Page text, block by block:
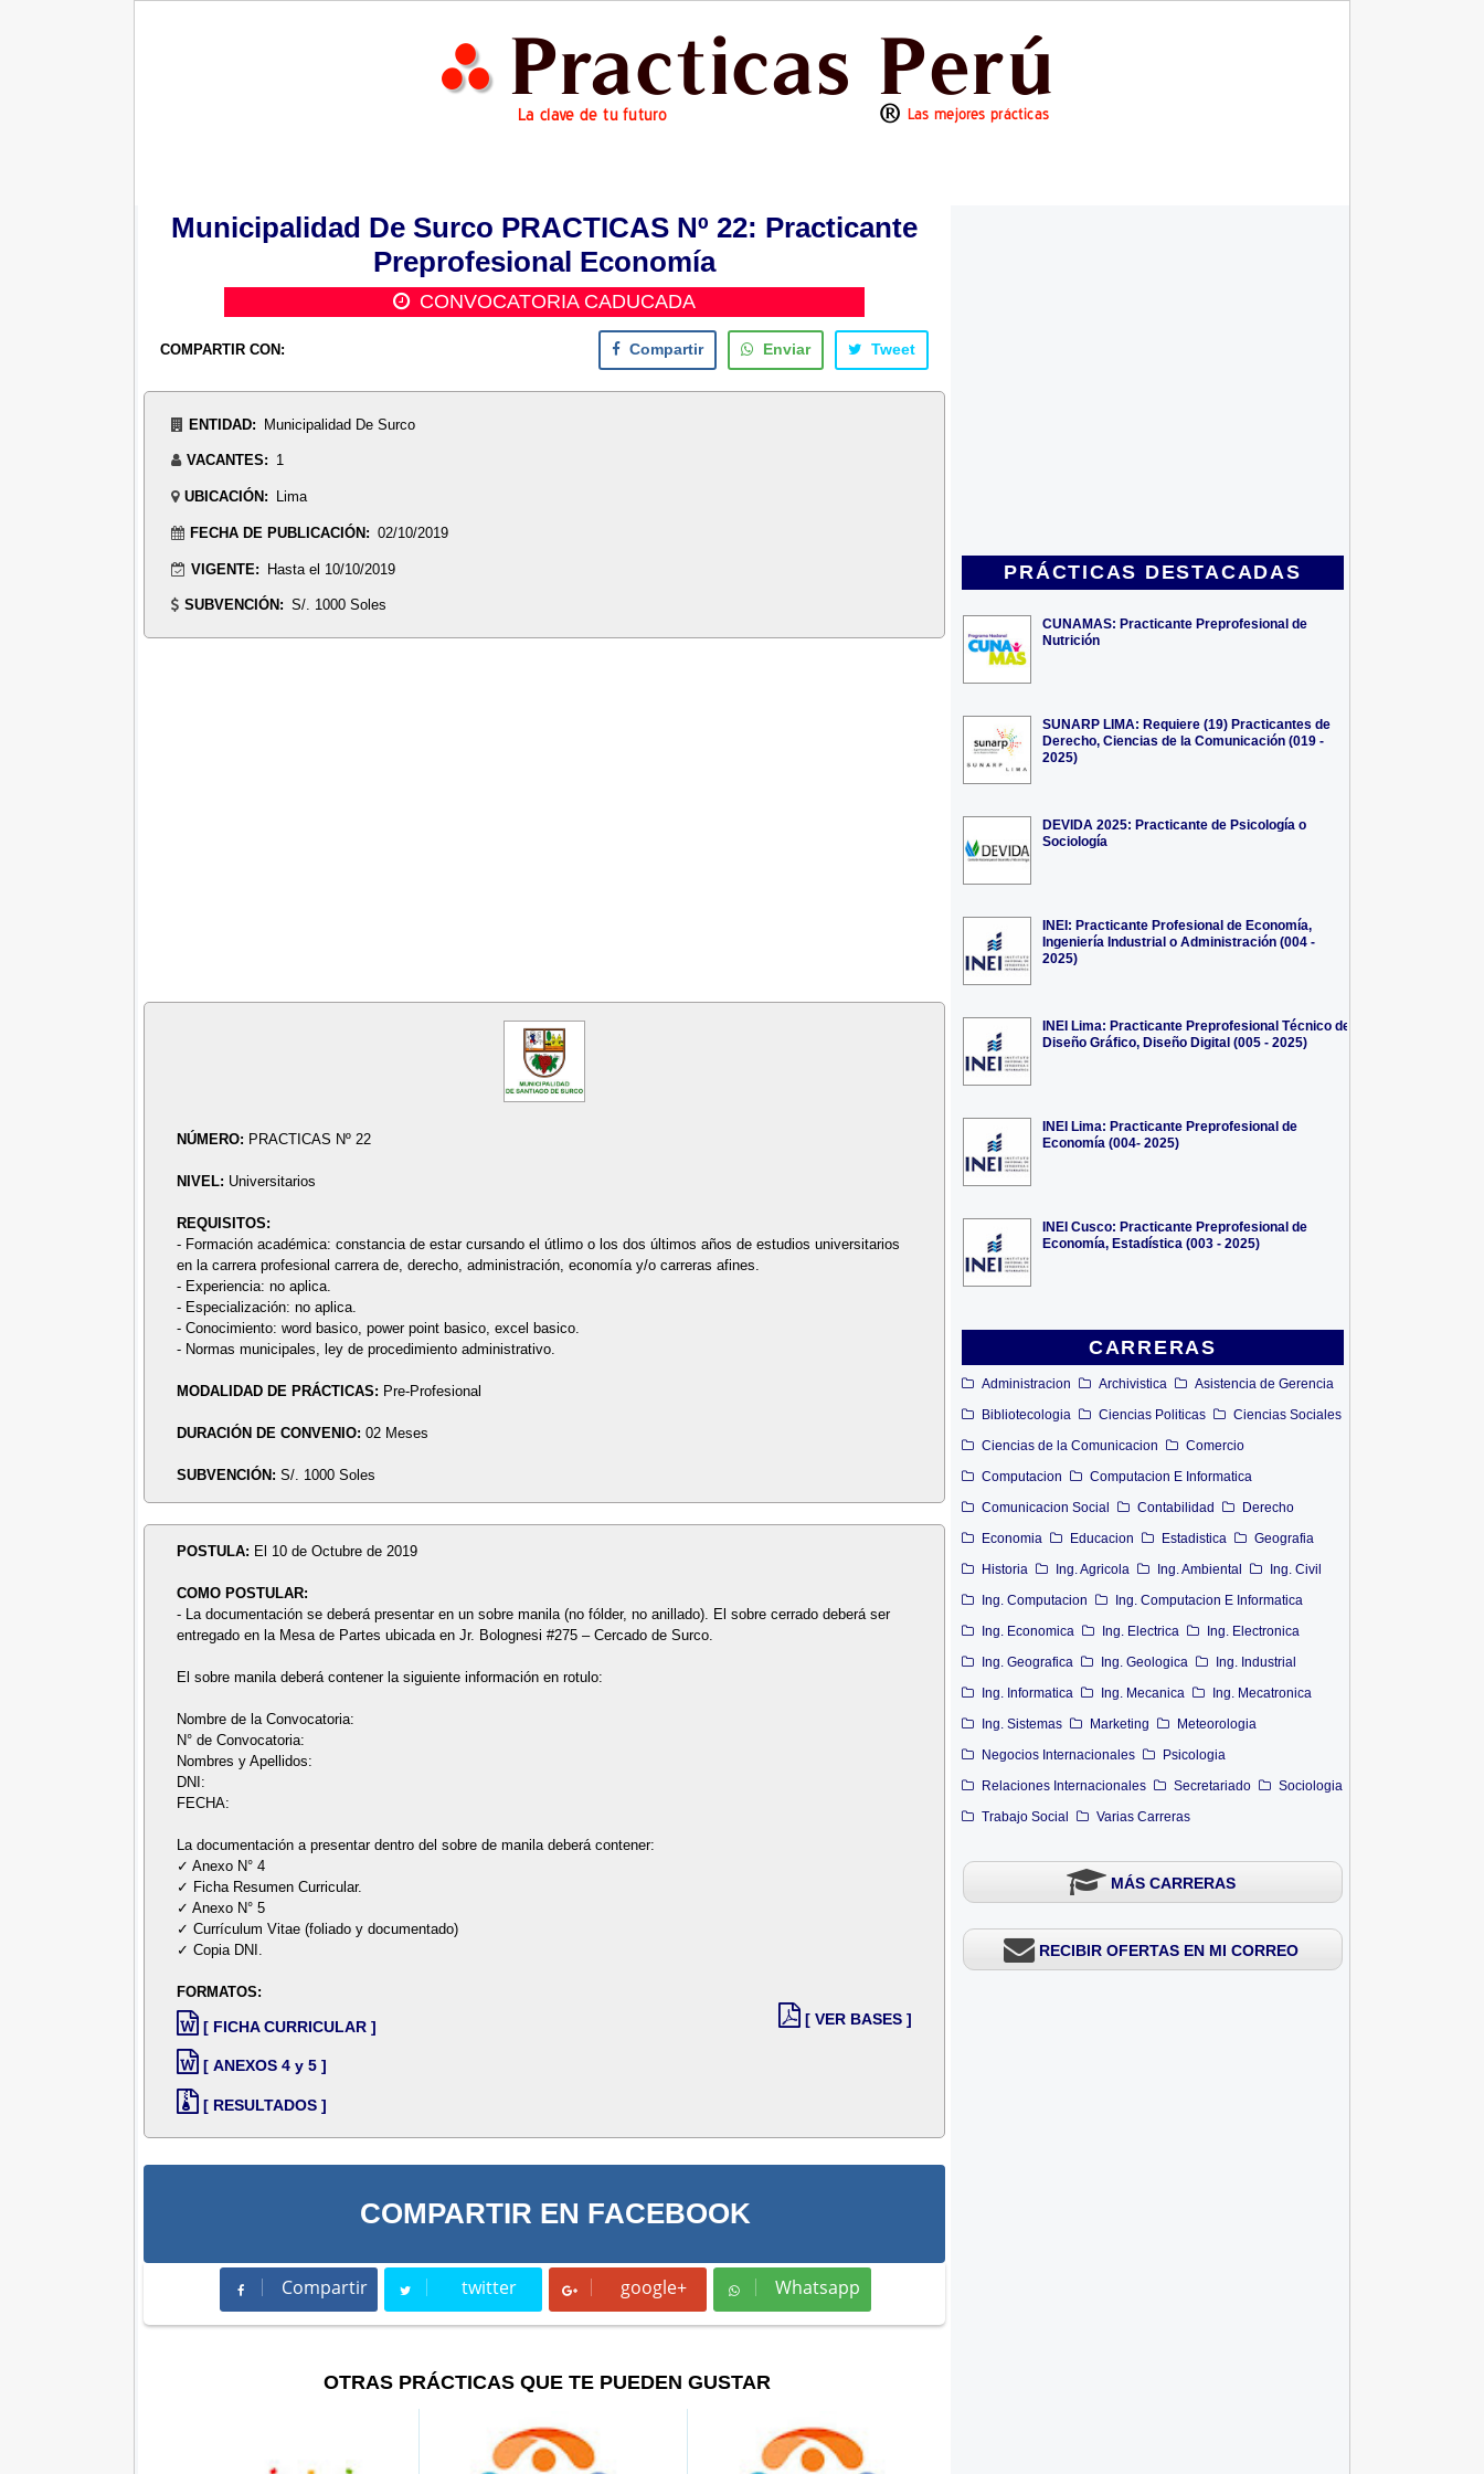
PRÁCTICAS DESTACADAS
CUNAMAS: Practicante Preprofesional de
Nutrición
SUNARP LIMA: Requiere (19) Practicantes de
Derecho, Ciencias de la Comunicación (019 -
2025)
DEVIDA 2025: Practicante de Psicología o
Sociología
INEI: Practicante Profesional de Economía,
Ingeniería Industrial o Administración (004 -
2025)
INEI Lima: Practicante Preprofesional Técnico de
Diseño Gráfico, Diseño Digital (005 - 2025)
INEI Lima: Practicante Preprofesional de
Economía (004- 2025)
INEI Cusco: Practicante Preprofesional de
Economía, Estadística (003 - 2025)
CARRERAS
Administracion Archivistica
Asistencia de Gerencia
Bibliotecologia
Ciencias Politicas
Ciencias Sociales
Ciencias de la Comunicacion
Comercio
Computacion
Computacion E Informatica
Comunicacion Social
Contabilidad
Derecho
Economia
Educacion Estadistica
Geografia
Historia
Ing. Agricola Ing. Ambiental
Ing. Civil
Ing. Computacion
Ing. Computacion E Informatica
Ing. Economica
Ing. Electrica
Ing. Electronica
Ing. Geografica
Ing. Geologica
Ing. Industrial
Ing. Informatica
Ing. Mecanica
Ing. Mecatronica
Ing. Sistemas
Marketing
Meteorologia
Negocios Internacionales
Psicologia
Relaciones Internacionales
Secretariado
Sociologia
Trabajo Social
Varias Carreras
MÁS CARRERAS
RECIBIR OFERTAS EN MI CORREO
Municipalidad De Surco PRACTICAS Nº 22: Practicante
Preprofesional Economía
CONVOCATORIA CADUCADA
COMPARTIR CON: Compartir Enviar Tweet
ENTIDAD: Municipalidad De Surco
VACANTES: 1
UBICACIÓN: Lima
FECHA DE PUBLICACIÓN: 02/10/2019
VIGENTE: Hasta el 10/10/2019
SUBVENCIÓN: S/. 1000 Soles
NÚMERO: PRACTICAS Nº 22
NIVEL: Universitarios
REQUISITOS:
- Formación académica: constancia de estar cursando el útlimo o los dos últimos años de estudios universitarios
en la carrera profesional carrera de, derecho, administración, economía y/o carreras afines.
- Experiencia: no aplica.
- Especialización: no aplica.
- Conocimiento: word basico, power point basico, excel basico.
- Normas municipales, ley de procedimiento administrativo.
MODALIDAD DE PRÁCTICAS: Pre-Profesional
DURACIÓN DE CONVENIO:02 Meses
SUBVENCIÓN:S/. 1000 Soles
POSTULA: El 10 de Octubre de 2019
COMO POSTULAR:
- La documentación se deberá presentar en un sobre manila (no fólder, no anillado). El sobre cerrado deberá ser
entregado en la Mesa de Partes ubicada en Jr. Bolognesi #275 – Cercado de Surco.
El sobre manila deberá contener la siguiente información en rotulo:
Nombre de la Convocatoria:
N° de Convocatoria:
Nombres y Apellidos:
DNI:
FECHA:
La documentación a presentar dentro del sobre de manila deberá contener:
✓ Anexo N° 4
✓ Ficha Resumen Curricular.
✓ Anexo N° 5
✓ Currículum Vitae (foliado y documentado)
✓ Copia DNI.
FORMATOS:
[ FICHA CURRICULAR ]
[ ANEXOS 4 y 5 ]
[ RESULTADOS ]
[ VER BASES ]
COMPARTIR EN FACEBOOK
Compartir
Compartir twitter
Tweet google+ Whatsapp
Whatsapp
OTRAS PRÁCTICAS QUE TE PUEDEN GUSTAR